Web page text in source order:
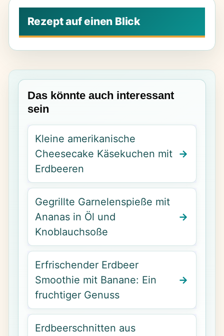
Das könnte auch interessant
sein
Kleine amerikanische
Cheesecake Käsekuchen mit
Erdbeeren
Gegrillte Garnelenspieße mit
Ananas in Öl und
Knoblauchsoße
Erfrischender Erdbeer
Smoothie mit Banane: Ein
fruchtiger Genuss
Erdbeerschnitten aus